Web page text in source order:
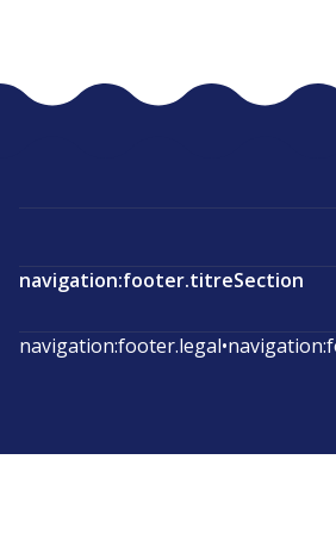
navigation:footer.titreSection
navigation:footer.legal•